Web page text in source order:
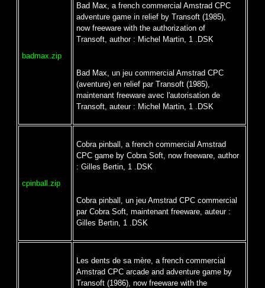
badmax.zip
Bad Max, a french commercial Amstrad CPC
adventure game in relief by Transoft (1985),
now freeware with the authorization of
Transoft, author : Michel Martin, 1 .DSK
Bad Max, un jeu commercial Amstrad CPC
(aventure) en relief par Transoft (1985),
maintenant freeware avec l'autorisation de
Transoft, auteur : Michel Martin, 1 .DSK
cpinball.zip
Cobra pinball, a french commercial Amstrad
CPC game by Cobra Soft, now freeware, author
: Gilles Bertin, 1 .DSK
Cobra pinball, un jeu Amstrad CPC commercial
par Cobra Soft, maintenant freeware, auteur :
Gilles Bertin, 1 .DSK
Les dents de sa mère, a french commercial
Amstrad CPC arcade and adventure game by
Transoft (1986), now freeware with the